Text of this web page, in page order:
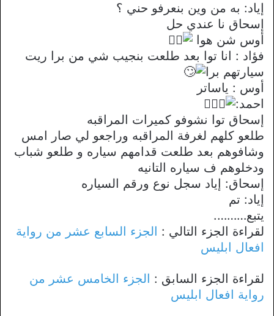
إياد: به من وين بنعرفو حني ؟
إسحاق نا عندي حل
أوس شن هوا
فؤاد : انا توا بعد طلعت بنجيب شي من برا ريت
سيارتهم برا
أوس : ياساتر
احمد:
إسحاق توا نشوفو كميرات المراقبه
طلعو كلهم لغرفة المراقبه وراجعو لي صار امس
وشافوهم بعد طلعت قدامهم سياره و طلعو شباب
ودخلوهم ف سياره التانيه
إسحاق: إياد سجل نوع ورقم السياره
إياد: تم
يتبع……….
لقراءة الجزء التالي : الجزء السابع عشر من رواية
افعال ابليس
لقراءة الجزء السابق : الجزء الخامس عشر من
رواية افعال ابليس